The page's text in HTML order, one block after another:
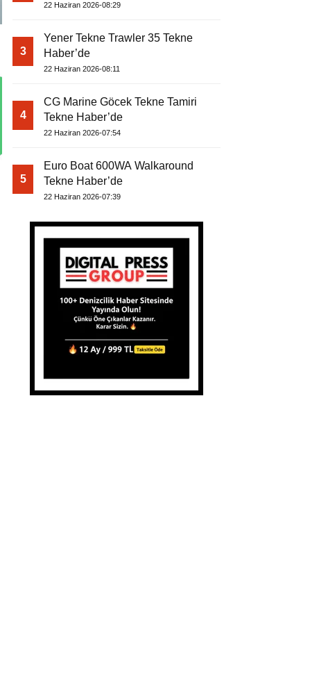
22 Haziran 2026-08:29
3
Yener Tekne Trawler 35 Tekne
Haber’de
22 Haziran 2026-08:11
4
CG Marine Göcek Tekne Tamiri
Tekne Haber’de
22 Haziran 2026-07:54
5
Euro Boat 600WA Walkaround
Tekne Haber’de
22 Haziran 2026-07:39